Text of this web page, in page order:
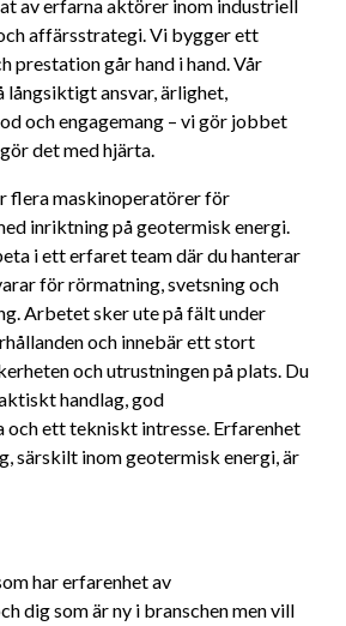
av erfarna aktörer inom industriell
affärsstrategi. Vi bygger ett
prestation går hand i hand. Vår
långsiktigt ansvar, ärlighet,
och engagemang – vi gör jobbet
det med hjärta.
flera maskinoperatörer för
inriktning på geotermisk energi.
i ett erfaret team där du hanterar
för rörmatning, svetsning och
Arbetet sker ute på fält under
och innebär ett stort
och utrustningen på plats. Du
handlag, god
och ett tekniskt intresse. Erfarenhet
särskilt inom geotermisk energi, är
har erfarenhet av
dig som är ny i branschen men vill